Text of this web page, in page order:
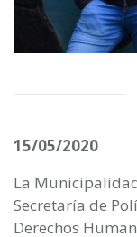
15/05/2020
La
Secretaría de
Derechos